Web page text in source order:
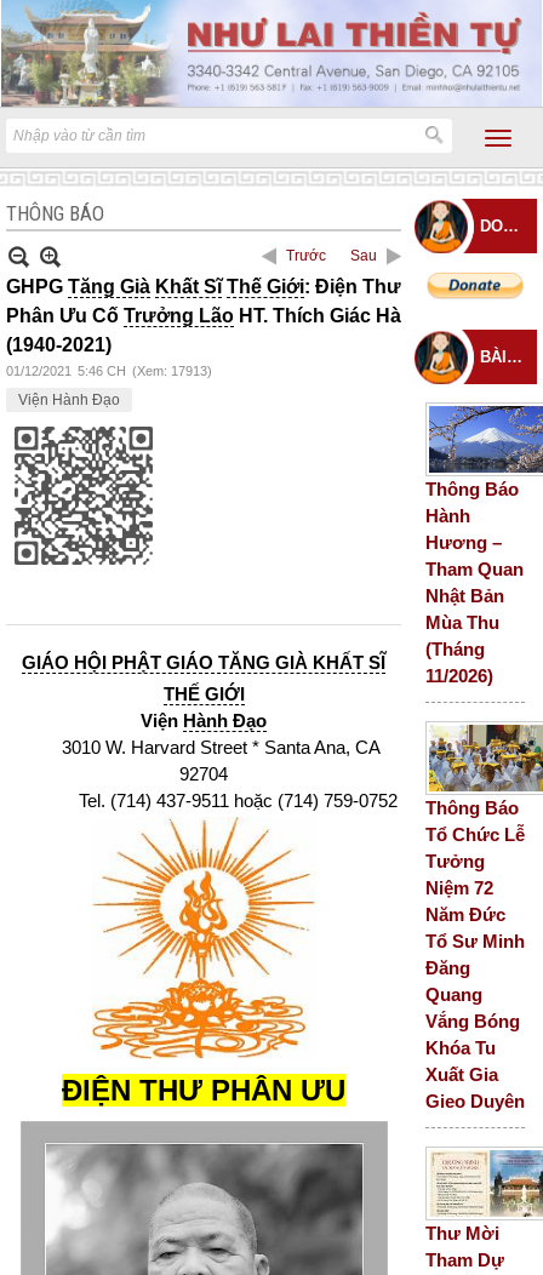
THÔNG BÁO
Trước Sau
GHPG Tăng Già Khất Sĩ Thế Giới: Điện Thư
Phân Ưu Cố Trưởng Lão HT. Thích Giác Hà
(1940-2021)
01/12/2021 5:46 CH (Xem: 17913)
Viện Hành Đạo
GIÁO HỘI PHẬT GIÁO TĂNG GIÀ KHẤT SĨ
THẾ GIỚI
Viện Hành Đạo
3010 W. Harvard Street * Santa Ana, CA
92704
Tel. (714) 437-9511 hoặc (714) 759-0752
ĐIỆN THƯ PHÂN ƯU
DONATE
BÀI ĐĂNG MỚI
Thông Báo
Hành
Hương –
Tham Quan
Nhật Bản
Mùa Thu
(Tháng
11/2026)
Thông Báo
Tổ Chức Lễ
Tưởng
Niệm 72
Năm Đức
Tổ Sư Minh
Đăng
Quang
Vắng Bóng
Khóa Tu
Xuất Gia
Gieo Duyên
Thư Mời
Tham Dự